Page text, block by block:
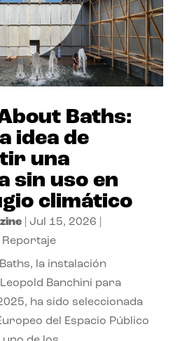
Baths:
idea de
una
sin uso en
climático
| Jul 15, 2026
Reportaje
la instalación
Banchini para
ha sido seleccionada
del Espacio Público